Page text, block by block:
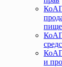
КоАП
КоАП
КоАП
и